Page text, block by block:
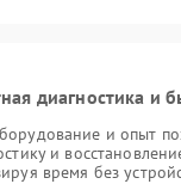
диагностика и
и опыт
и
время без